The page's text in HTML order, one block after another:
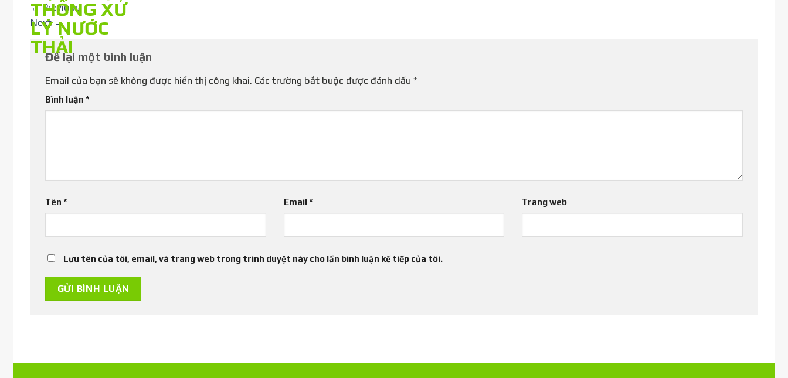
←Previous
Next →
Để lại một bình luận
Email của bạn sẽ không được hiển thị công khai. Các trường bắt buộc được đánh dấu *
Bình luận *
Tên * Email* Trang web
Lưu tên của tôi, email, và trang web trong trình duyệt này cho lần bình luận kế tiếp của tôi.